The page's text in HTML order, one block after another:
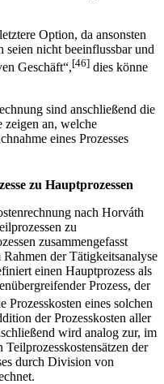
Option, da ansonsten
seien nicht beeinflussbar und
Geschäft“,[46] dies könne
sind anschließend die
zeigen an, welche
eines Prozesses
zu Hauptprozessen
nach Horváth
zu
zusammengefasst
der Tätigkeitsanalyse
einen Hauptprozess als
Prozess, der
Prozesskosten eines solchen
der Prozesskosten aller
wird analog zur, im
der
durch Division von